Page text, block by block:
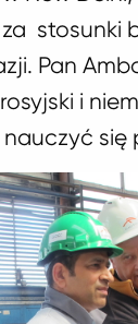
stosunki
Pan
i
się